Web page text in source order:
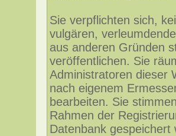
Sie verpflichten sich,
vulgären,
aus anderen Gründen
veröffentlichen. Sie
Administratoren dieser
nach eigenem
bearbeiten. Sie
Rahmen der
Datenbank gespeichert